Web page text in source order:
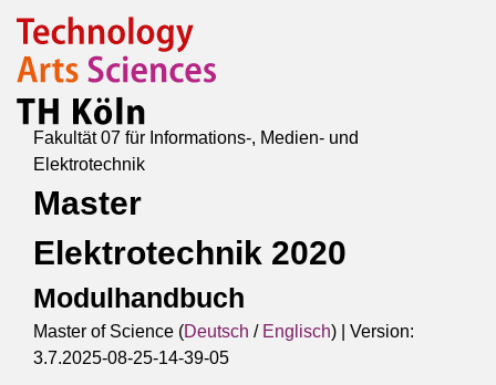
Fakultät 07 für Informations-, Medien- und
Elektrotechnik
Master
Elektrotechnik 2020
Modulhandbuch
Master of Science (Deutsch / Englisch) | Version:
3.7.2025-08-25-14-39-05